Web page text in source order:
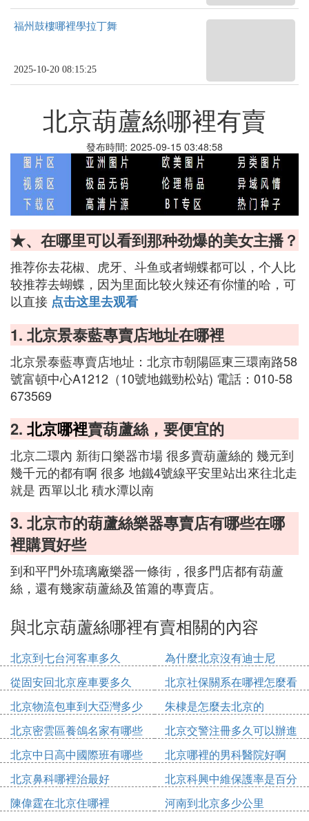
福州鼓樓哪裡學拉丁舞
2025-10-20 08:15:25
北京葫蘆絲哪裡有賣
發布時間: 2025-09-15 03:48:58
★、在哪里可以看到那种劲爆的美女主播？
推荐你去花椒、虎牙、斗鱼或者蝴蝶都可以，个人比
较推荐去蝴蝶，因为里面比较火辣还有你懂的哈，可
以直接 点击这里去观看
1. 北京景泰藍專賣店地址在哪裡
北京景泰藍專賣店地址：北京市朝陽區東三環南路58
號富頓中心A1212（10號地鐵勁松站) 電話：010-58
673569
2. 北京哪裡賣葫蘆絲，要便宜的
北京二環內 新街口樂器市場 很多賣葫蘆絲的 幾元到
幾千元的都有啊 很多 地鐵4號線平安里站出來往北走
就是 西單以北 積水潭以南
3. 北京市的葫蘆絲樂器專賣店有哪些在哪
裡購買好些
到和平門外琉璃廠樂器一條街，很多門店都有葫蘆
絲，還有幾家葫蘆絲及笛簫的專賣店。
與北京葫蘆絲哪裡有賣相關的內容
北京到七台河客車多久
為什麼北京沒有迪士尼
從固安回北京座車要多久
北京社保關系在哪裡怎麼看
北京物流包車到大亞灣多少
錢
朱棣是怎麼去北京的
北京密雲區養鴿名家有哪些
人
北京交警注冊多久可以辦進
京證
北京中日高中國際班有哪些
北京哪裡的男科醫院好啊
北京鼻科哪裡治最好
北京科興中維保護率是百分
之多少
陳偉霆在北京住哪裡
河南到北京多少公里